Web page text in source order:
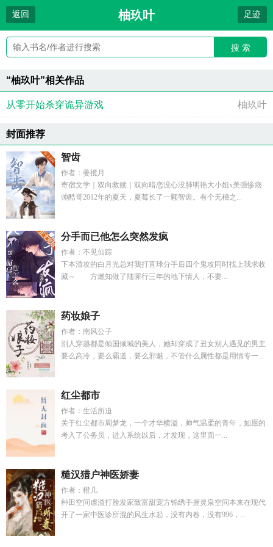
返回 柚玖叶 足迹
搜 索
“柚玖叶”相关作品
从零开始杀穿诡异游戏 柚玖叶
封面推荐
智齿
作者：姜揽月
寄宿文学｜双向救赎｜双向暗恋没心没肺明艳大小姐x美强惨痞
帅酷哥2012年的夏天，夏莓长了一颗智齿。有个无稽之...
分手而已他怎么突然发疯
作者：不见仙踪
下本渣攻的白月光总对我打直球分手后四个鬼攻同时找上我求收
藏～ 方燃知做了陆霁行三年的地下情人，不要...
药妆娘子
作者：南风公子
别人穿越都是倾国倾城的美人，她却穿成了丑女别人遇见的男主
要么高冷，要么霸道，要么邪魅，不管什么属性都是用情专一...
红尘都市
作者：生活所迫
关于红尘都市周梦龙，一个才华横溢，帅气温柔的青年，如愿的
考入了公务员，进入系统以后，才发现，这里面一...
糙汉猎户神医娇妻
作者：橙几
种田空间虐渣打脸发家致富甜宠方锦绣手握灵泉空间本来在现代
开了一家中医诊所混的风生水起，没有内卷，没有996，...